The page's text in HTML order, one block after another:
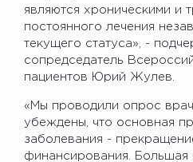
являются хроническими и
постоянного лечения
текущего статуса», -
сопредседатель
пациентов Юрий Жулев.
«Мы проводили опрос
убеждены, что основная
заболевания -
финансирования. Большая